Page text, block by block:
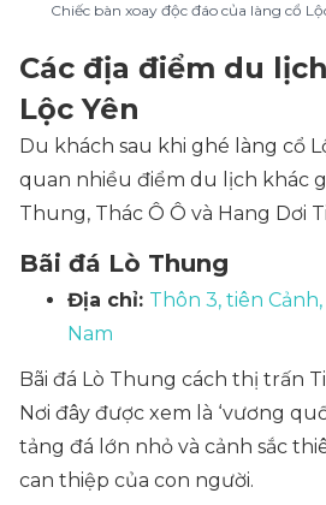
Chiếc bàn xoay độc đáo của làng cổ
Các địa điểm du
Lộc Yên
Du khách sau khi ghé làng cổ
quan nhiều điểm du lịch khác
Thung, Thác Ô Ô và Hang Dơi
Bãi đá Lò Thung
Địa chỉ: Thôn 3, tiên
Nam
Bãi đá Lò Thung cách thị trấn
Nơi đây được xem là ‘vương
tảng đá lớn nhỏ và cảnh sắc
can thiệp của con người.